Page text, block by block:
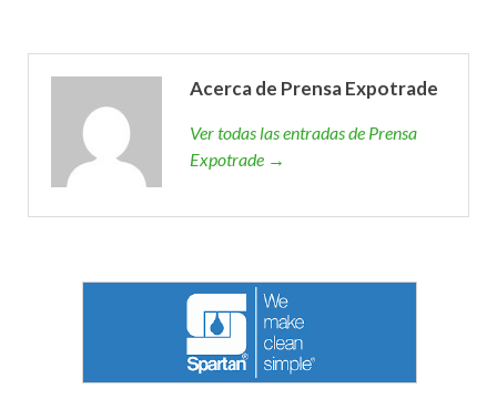
Acerca de Prensa Expotrade
Ver todas las entradas de Prensa
Expotrade →